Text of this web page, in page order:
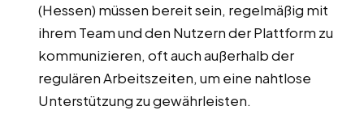
(Hessen) müssen bereit sein, regelmäßig mit
ihrem Team und den Nutzern der Plattform zu
kommunizieren, oft auch außerhalb der
regulären Arbeitszeiten, um eine nahtlose
Unterstützung zu gewährleisten.